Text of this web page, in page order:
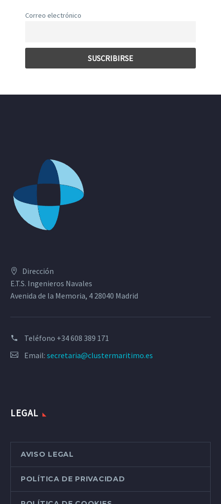
Correo electrónico
Dirección
E.T.S. Ingenieros Navales
Avenida de la Memoria, 4 28040 Madrid
Teléfono +34 608 389 171
Email: secretaria@clustermaritimo.es
LEGAL
AVISO LEGAL
POLÍTICA DE PRIVACIDAD